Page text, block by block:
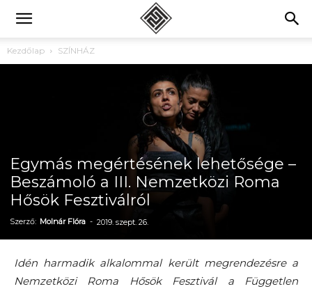
Kezdőlap SZÍNHÁZ
Egymás megértésének lehetősége –
Beszámoló a III. Nemzetközi Roma
Hősök Fesztiválról
Szerző: Molnár Flóra - 2019. szept. 26.
Idén harmadik alkalommal került megrendezésre a
Nemzetközi Roma Hősök Fesztivál a Független